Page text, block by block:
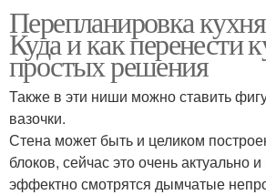
Перепланировка
Куда и как перенести
простых решения
Также в эти ниши можно ставить
вазочки.
Стена может быть и целиком
блоков, сейчас это очень актуально
эффектно смотрятся дымчатые